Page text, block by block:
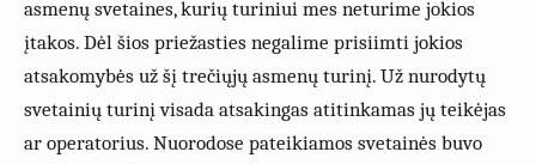
asmenų svetaines, kurių turiniui mes neturime jokios
įtakos. Dėl šios priežasties negalime prisiimti jokios
atsakomybės už šį trečiųjų asmenų turinį. Už nurodytų
svetainių turinį visada atsakingas atitinkamas jų teikėjas
ar operatorius. Nuorodose pateikiamos svetainės buvo